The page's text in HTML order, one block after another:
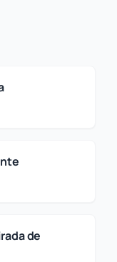
de